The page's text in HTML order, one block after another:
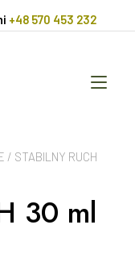
+48 570 453 232
/ STABILNY RUCH
30 ml